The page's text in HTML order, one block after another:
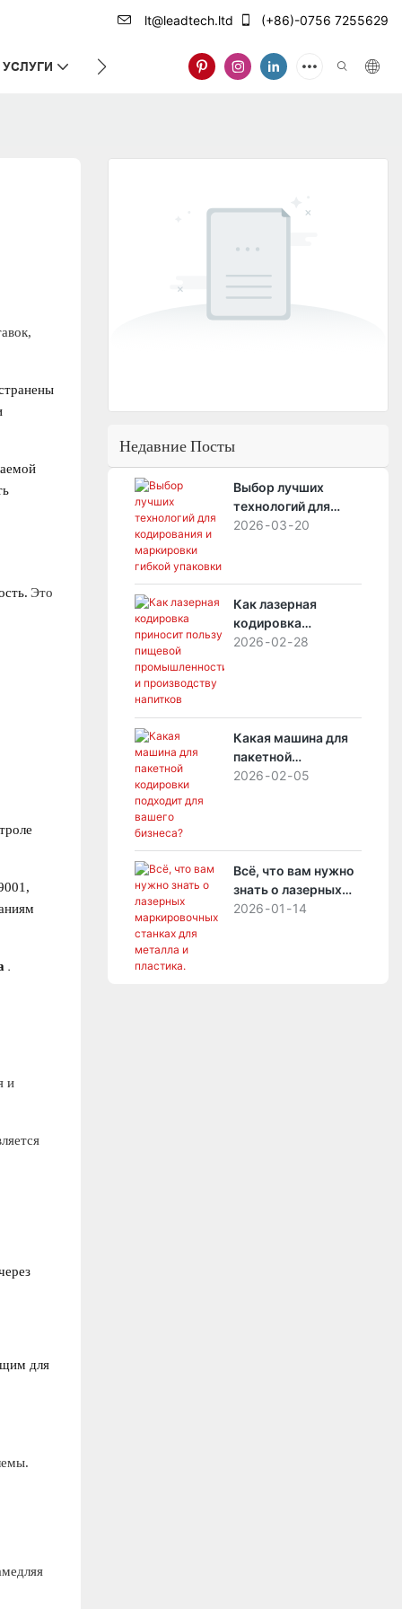
lt@leadtech.ltd (+86)-0756 7255629
УСЛУГИ О НАС
Это
.
и
для
Недавние Посты
Выбор лучших
технологий для
кодирования и
2026 03 20
Как лазерная
кодировка
приносит пользу
напитков
2026 02 28
Какая машина для
пакетной
кодировки
2026 02 05
Всё, что вам нужно
знать о лазерных
маркировочных
2026 01 14